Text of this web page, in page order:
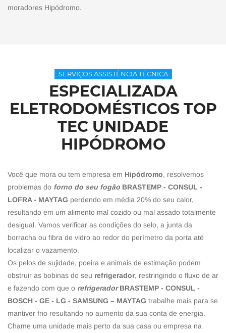
moradores Hipódromo.
SERVIÇOS ASSISTÊNCIA TÉCNICA
ESPECIALIZADA
ELETRODOMÉSTICOS TOP
TEC UNIDADE
HIPÓDROMO
Você que mora ou tem empresa em Hipódromo, resolvemos
problemas do forno do seu fogão BRASTEMP - CONSUL -
LOFRA - MAYTAG perdendo em média 20% do seu calor,
resultando em um alimento mal cozido ou mal assado totalmente
desigual. Vamos verificar as condições do selo, a junta da
borracha ou fibra de vidro ao redor do perímetro da porta até
localizar o vazamento.
Os pelos de sujidade, poeira e animais de estimação podem
obstruir as bobinas do seu refrigerador, restringindo o fluxo de ar
e fazendo com que o refrigerador BRASTEMP - CONSUL -
BOSCH - GE - LG - SAMSUNG – MAYTAG trabalhe mais para se
mantiver frio resultando no aumento da sua conta de energia.
Chame uma unidade mais perto da sua casa ou empresa na